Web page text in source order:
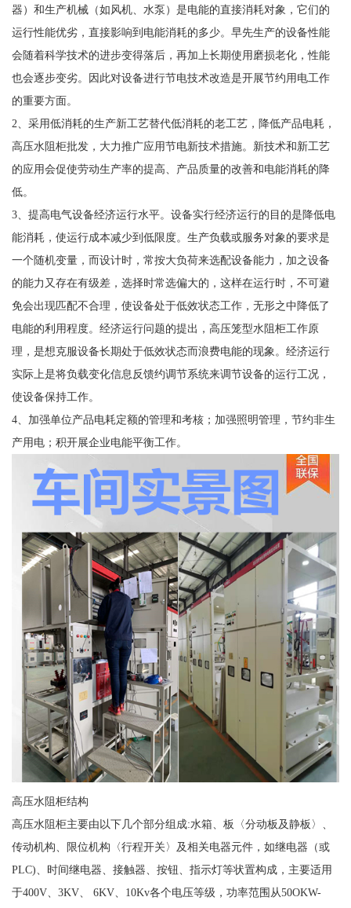
器）和生产机械（如风机、水泵）是电能的直接消耗对象，它们的
运行性能优劣，直接影响到电能消耗的多少。早先生产的设备性能
会随着科学技术的进步变得落后，再加上长期使用磨损老化，性能
也会逐步变劣。因此对设备进行节电技术改造是开展节约用电工作
的重要方面。
2、采用低消耗的生产新工艺替代低消耗的老工艺，降低产品电耗，
高压水阻柜批发，大力推广应用节电新技术措施。新技术和新工艺
的应用会促使劳动生产率的提高、产品质量的改善和电能消耗的降
低。
3、提高电气设备经济运行水平。设备实行经济运行的目的是降低电
能消耗，使运行成本减少到低限度。生产负载或服务对象的要求是
一个随机变量，而设计时，常按大负荷来选配设备能力，加之设备
的能力又存在有级差，选择时常选偏大的，这样在运行时，不可避
免会出现匹配不合理，使设备处于低效状态工作，无形之中降低了
电能的利用程度。经济运行问题的提出，高压笼型水阻柜工作原
理，是想克服设备长期处于低效状态而浪费电能的现象。经济运行
实际上是将负载变化信息反馈约调节系统来调节设备的运行工况，
使设备保持工作。
4、加强单位产品电耗定额的管理和考核；加强照明管理，节约非生
产用电；积开展企业电能平衡工作。
高压水阻柜结构
高压水阻柜主要由以下几个部分组成:水箱、板〈分动板及静板〉、
传动机构、限位机构〈行程开关〉及相关电器元件，如继电器（或
PLC)、时间继电器、接触器、按钮、指示灯等状置构成，主要适用
于400V、3KV、 6KV、10Kv各个电压等级，功率范围从50OKW-